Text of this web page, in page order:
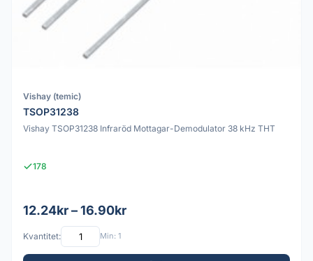
Vishay (temic)
TSOP31238
Vishay TSOP31238 Infraröd Mottagar-Demodulator 38 kHz THT
178
12.24kr – 16.90kr
Kvantitet: Min: 1